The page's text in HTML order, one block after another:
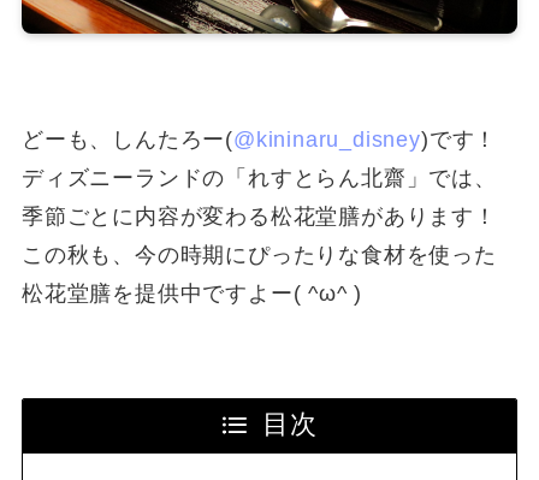
どーも、しんたろー(@kininaru_disney)です！
ディズニーランドの「れすとらん北齋」では、
季節ごとに内容が変わる松花堂膳があります！
この秋も、今の時期にぴったりな食材を使った
松花堂膳を提供中ですよー( ^ω^ )
目次